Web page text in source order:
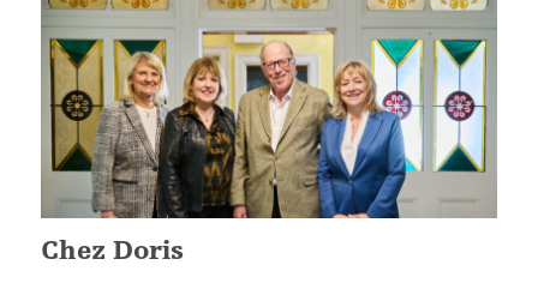
Chez Doris